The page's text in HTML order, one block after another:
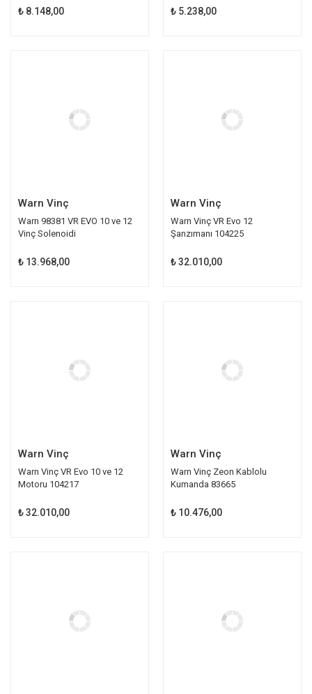
₺ 8.148,00 ₺ 5.238,00
Warn Vinç
Warn 98381 VR EVO 10 ve 12
Vinç Solenoidi
₺ 13.968,00
Warn Vinç
Warn Vinç VR Evo 12
Şanzımanı 104225
₺ 32.010,00
Warn Vinç
Warn Vinç VR Evo 10 ve 12
Motoru 104217
₺ 32.010,00
Warn Vinç
Warn Vinç Zeon Kablolu
Kumanda 83665
₺ 10.476,00